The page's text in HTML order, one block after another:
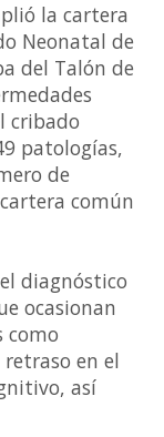
la cartera
Neonatal de
del Talón de
cribado
patologías,
de
común
diagnóstico
ocasionan
como
en el
así